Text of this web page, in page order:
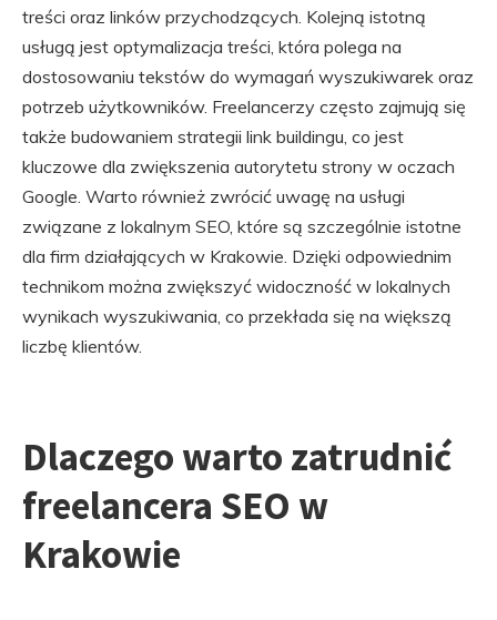
treści oraz linków przychodzących. Kolejną istotną
usługą jest optymalizacja treści, która polega na
dostosowaniu tekstów do wymagań wyszukiwarek oraz
potrzeb użytkowników. Freelancerzy często zajmują się
także budowaniem strategii link buildingu, co jest
kluczowe dla zwiększenia autorytetu strony w oczach
Google. Warto również zwrócić uwagę na usługi
związane z lokalnym SEO, które są szczególnie istotne
dla firm działających w Krakowie. Dzięki odpowiednim
technikom można zwiększyć widoczność w lokalnych
wynikach wyszukiwania, co przekłada się na większą
liczbę klientów.
Dlaczego warto zatrudnić
freelancera SEO w
Krakowie